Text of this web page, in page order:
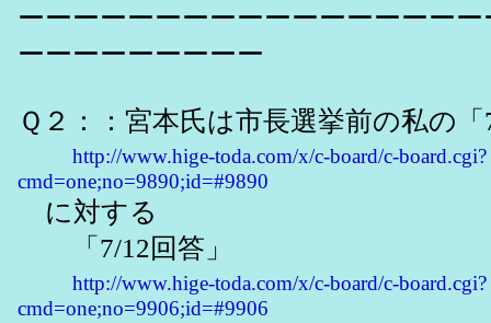
ーーーーーーーーーーーーーーーー
ーーーーーーーーー
Ｑ２：：宮本氏は市長選挙前の私の
http://www.hige-toda.com/x/c-board/c-board.cgi?
cmd=one;no=9890;id=#9890
に対する
「7/12回答」
http://www.hige-toda.com/x/c-board/c-board.cgi?
cmd=one;no=9906;id=#9906